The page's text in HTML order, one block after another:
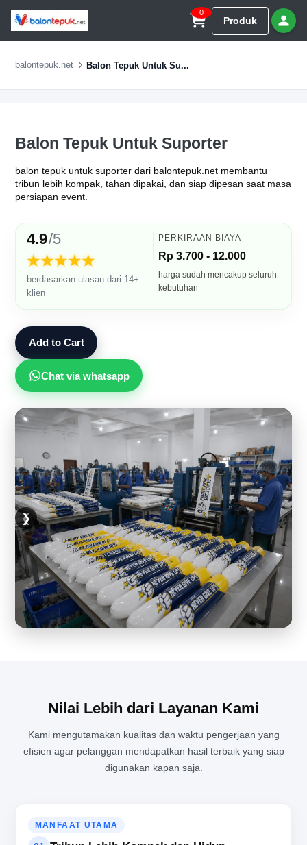
0
Produk
balontepuk.net Balon Tepuk Untuk Su...
Balon Tepuk Untuk Suporter
balon tepuk untuk suporter dari balontepuk.net membantu
tribun lebih kompak, tahan dipakai, dan siap dipesan saat masa
persiapan event.
4.9/5
★★★★★
berdasarkan ulasan dari 14+
klien
PERKIRAAN BIAYA
Rp 3.700 - 12.000
harga sudah mencakup seluruh
kebutuhan
Add to Cart
Chat via whatsapp
AKTIVITAS PABRIK YANG PADAT
❮
❯
Nilai Lebih dari Layanan Kami
Kami mengutamakan kualitas dan waktu pengerjaan yang
efisien agar pelanggan mendapatkan hasil terbaik yang siap
digunakan kapan saja.
MANFAAT UTAMA